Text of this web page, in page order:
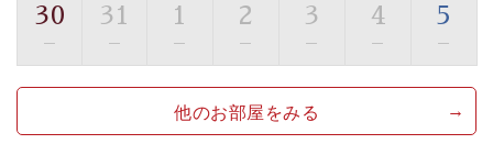
【旅】
豊富な知識を持ったドライバー兼ガイドが諏訪大社をご
事前ご予約制ですので、ご利用ご希望の方
は【3日前まで】にお電話ください。
30
—
31
—
1
—
2
—
3
—
4
—
5
—
他のお部屋をみる